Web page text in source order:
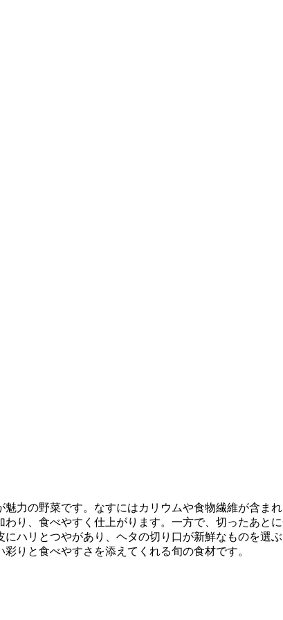
力の野菜です。なすにはカリウムや食物繊維が含ま
り、食べやすく仕上がります。一方で、切ったあと
ハリとつやがあり、ヘタの切り口が新鮮なものを選
りと食べやすさを添えてくれる旬の食材です。